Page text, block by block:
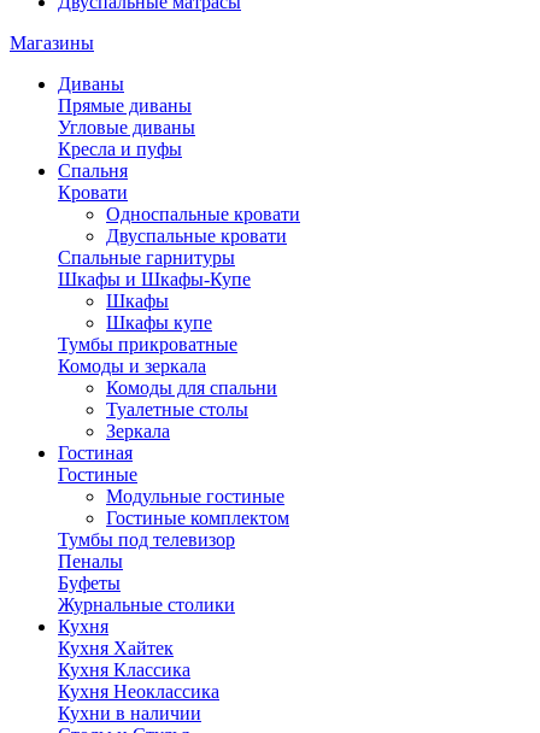
Магазины
Диваны
Прямые диваны
Угловые диваны
Кресла и пуфы
Спальня
Кровати
Односпальные кровати
Двуспальные кровати
Спальные гарнитуры
Шкафы и Шкафы-Купе
Шкафы
Шкафы купе
Тумбы прикроватные
Комоды и зеркала
Комоды для спальни
Туалетные столы
Зеркала
Гостиная
Гостиные
Модульные гостиные
Гостиные комплектом
Тумбы под телевизор
Пеналы
Буфеты
Журнальные столики
Кухня
Кухня Хайтек
Кухня Классика
Кухня Неоклассика
Кухни в наличии